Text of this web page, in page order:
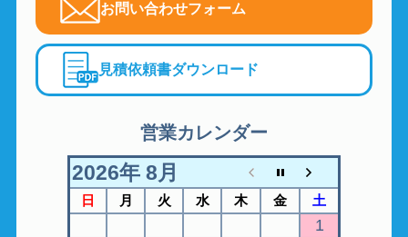
お問い合わせフォーム
見積依頼書ダウンロード
営業カレンダー
2026年 8月
日 月 火 水 木 金 土
1